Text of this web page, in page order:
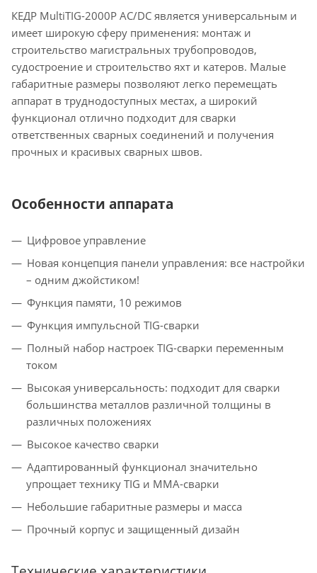
КЕДР MultiTIG-2000P AC/DC является универсальным и
имеет широкую сферу применения: монтаж и
строительство магистральных трубопроводов,
судостроение и строительство яхт и катеров. Малые
габаритные размеры позволяют легко перемещать
аппарат в труднодоступных местах, а широкий
функционал отлично подходит для сварки
ответственных сварных соединений и получения
прочных и красивых сварных швов.
Особенности аппарата
Цифровое управление
Новая концепция панели управления: все настройки
– одним джойстиком!
Функция памяти, 10 режимов
Функция импульсной TIG-сварки
Полный набор настроек TIG-сварки переменным
током
Высокая универсальность: подходит для сварки
большинства металлов различной толщины в
различных положениях
Высокое качество сварки
Адаптированный функционал значительно
упрощает технику TIG и ММА-сварки
Небольшие габаритные размеры и масса
Прочный корпус и защищенный дизайн